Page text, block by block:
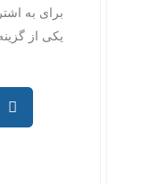
برای به
یکی از